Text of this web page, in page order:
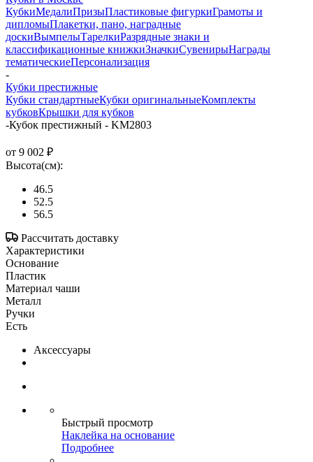
КубкиМедалиПризыПластиковые фигуркиГрамоты и
дипломыПлакетки, пано, наградные
доскиВымпелыТарелкиРазрядные знаки и
классификационные книжкиЗначкиСувенирыНаграды
тематическиеПерсонализация
-
Кубки престижные
Кубки стандартныеКубки оригинальныеКомплекты
кубковКрышки для кубков
-Кубок престижный - KM2803
от 9 002 ₽
Высота(см):
46.5
52.5
56.5
Рассчитать доставку
Характеристики
Основание
Пластик
Материал чаши
Металл
Ручки
Есть
Аксессуары
Быстрый просмотр
Наклейка на основание
Подробнее